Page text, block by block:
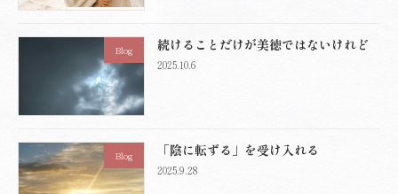
Blog 続けることだけが美徳ではないけれど
2025.10.6
Blog 「陰に転ずる」を受け入れる
2025.9.28